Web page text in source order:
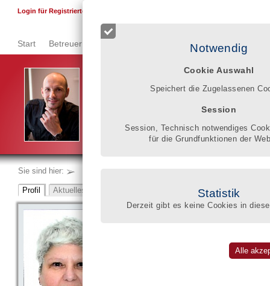
Notwendig
Cookie Auswahl
Speichert die Zugelassenen
Session
Session, Technisch notwendiges
für die Grundfunktionen der
Statistik
Derzeit gibt es keine Cookies in
Start Betreuer finden Registrierung
Qualitätsregister nutzen, um einen für sie
Login für Registrierte
Sie sind hier:
eingeschrieben im BdB-Qualitätsregister